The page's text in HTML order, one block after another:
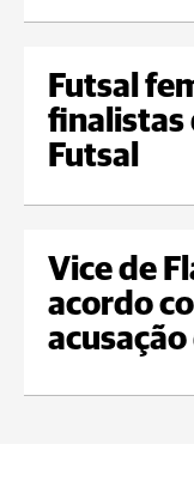
Futsal
finalistas
Futsal
Vice de
acordo